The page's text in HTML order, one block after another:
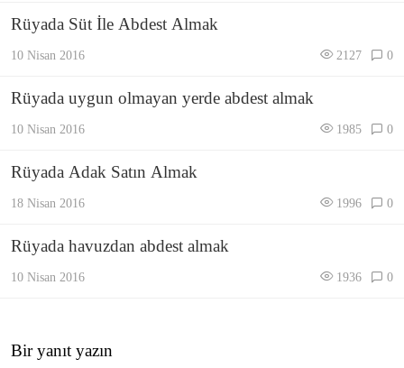
Rüyada Süt İle Abdest Almak
10 Nisan 2016 2127 0
Rüyada uygun olmayan yerde abdest almak
10 Nisan 2016 1985 0
Rüyada Adak Satın Almak
18 Nisan 2016 1996 0
Rüyada havuzdan abdest almak
10 Nisan 2016 1936 0
Bir yanıt yazın